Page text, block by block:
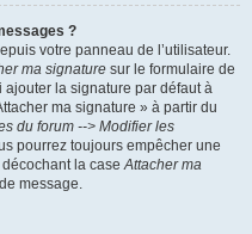
?
votre panneau de l’utilisateur.
ma signature sur le formulaire de
la signature par défaut à
ma signature » à partir du
du forum --> Modifier les
pourrez toujours empêcher une
décochant la caseAttacher ma
message.